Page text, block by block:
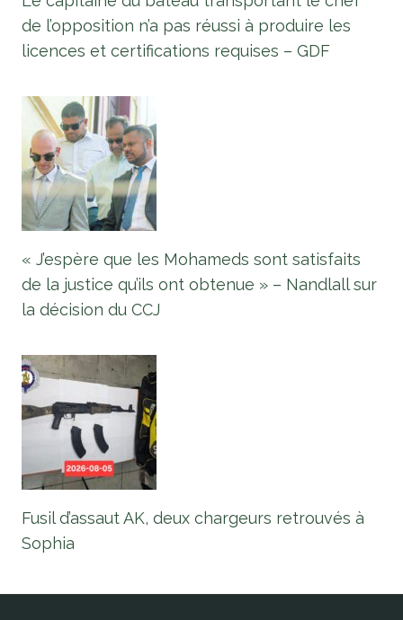
de l’opposition n’a pas réussi à produire les
licences et certifications requises – GDF
« J’espère que les Mohameds sont satisfaits
de la justice qu’ils ont obtenue » – Nandlall sur
la décision du CCJ
Fusil d’assaut AK, deux chargeurs retrouvés à
Sophia